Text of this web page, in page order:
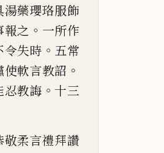
湯藥瓔珞服飾
報之 。 一所作
令失時 。 五常
使軟言教詔 。
忍教誨 。十三
敬柔言禮拜讚